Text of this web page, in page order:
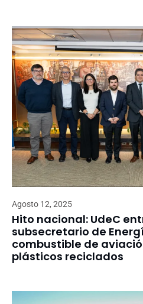
Agosto 12, 2025
Hito nacional: UdeC
subsecretario de
combustible de
plásticos reciclados